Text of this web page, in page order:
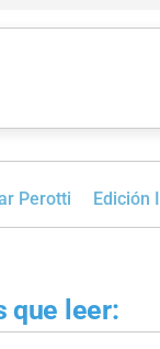
Perotti Edición
que leer: